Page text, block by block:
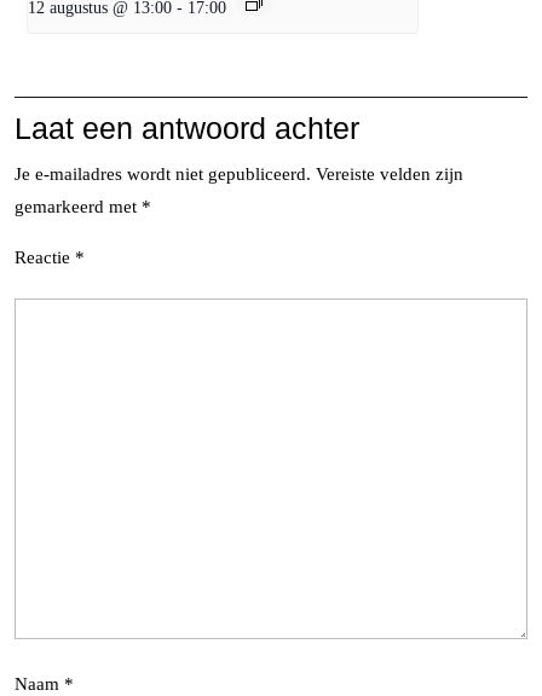
12 augustus @ 13:00 - 17:00
Laat een antwoord achter
Je e-mailadres wordt niet gepubliceerd. Vereiste velden zijn
gemarkeerd met *
Reactie *
Naam *